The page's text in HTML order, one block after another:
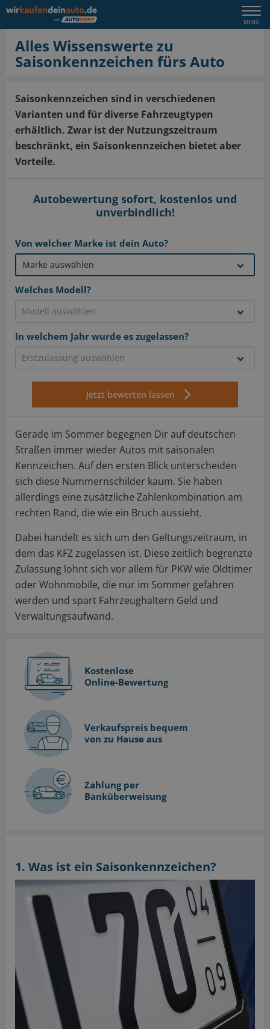
MENÜ
Alles Wissenswerte zu
Saisonkennzeichen fürs Auto
Saisonkennzeichen sind in verschiedenen
Varianten und für diverse Fahrzeugtypen
erhältlich. Zwar ist der Nutzungszeitraum
beschränkt, ein Saisonkennzeichen bietet aber
Vorteile.
Autobewertung sofort, kostenlos und
unverbindlich!
Von welcher Marke ist dein Auto?
Welches Modell?
In welchem Jahr wurde es zugelassen?
Jetzt bewerten lassen
Gerade im Sommer begegnen Dir auf deutschen
Straßen immer wieder Autos mit saisonalen
Kennzeichen. Auf den ersten Blick unterscheiden
sich diese Nummernschilder kaum. Sie haben
allerdings eine zusätzliche Zahlenkombination am
rechten Rand, die wie ein Bruch aussieht.
Dabei handelt es sich um den Geltungszeitraum, in
dem das KFZ zugelassen ist. Diese zeitlich begrenzte
Zulassung lohnt sich vor allem für PKW wie Oldtimer
oder Wohnmobile, die nur im Sommer gefahren
werden und spart Fahrzeughaltern Geld und
Verwaltungsaufwand.
Kostenlose
Online-Bewertung
Verkaufspreis bequem
von zu Hause aus
Zahlung per
Banküberweisung
1. Was ist ein Saisonkennzeichen?